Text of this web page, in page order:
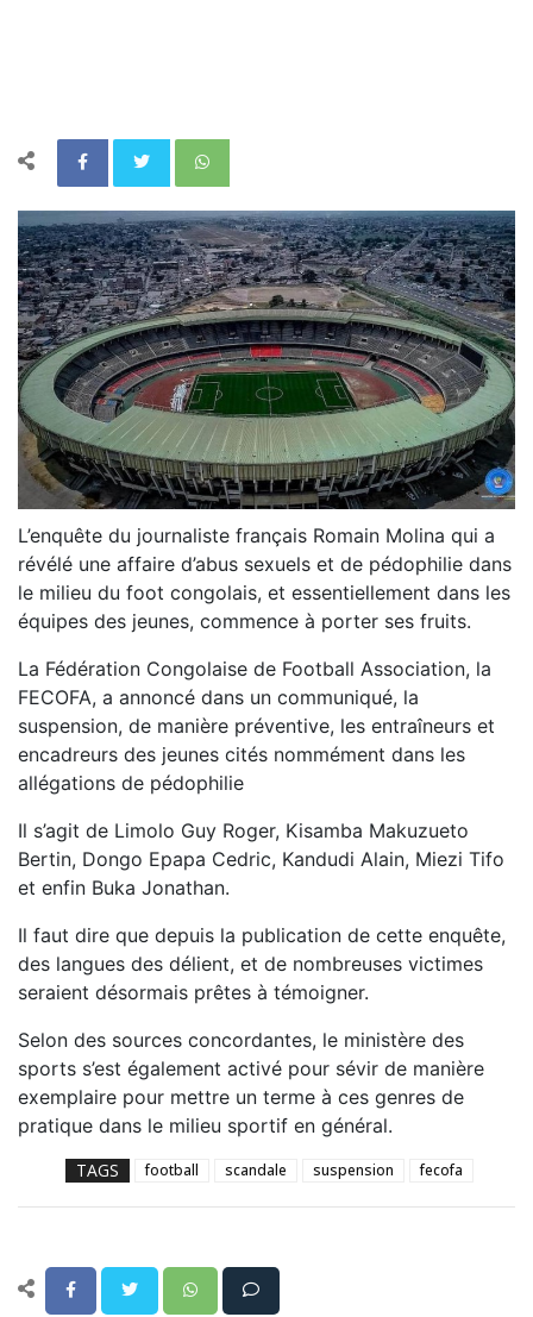
L’enquête du journaliste français Romain Molina qui a
révélé une affaire d’abus sexuels et de pédophilie dans
le milieu du foot congolais, et essentiellement dans les
équipes des jeunes, commence à porter ses fruits.
La Fédération Congolaise de Football Association, la
FECOFA, a annoncé dans un communiqué, la
suspension, de manière préventive, les entraîneurs et
encadreurs des jeunes cités nommément dans les
allégations de pédophilie
Il s’agit de Limolo Guy Roger, Kisamba Makuzueto
Bertin, Dongo Epapa Cedric, Kandudi Alain, Miezi Tifo
et enfin Buka Jonathan.
Il faut dire que depuis la publication de cette enquête,
des langues des délient, et de nombreuses victimes
seraient désormais prêtes à témoigner.
Selon des sources concordantes, le ministère des
sports s’est également activé pour sévir de manière
exemplaire pour mettre un terme à ces genres de
pratique dans le milieu sportif en général.
TAGS football scandale suspension fecofa